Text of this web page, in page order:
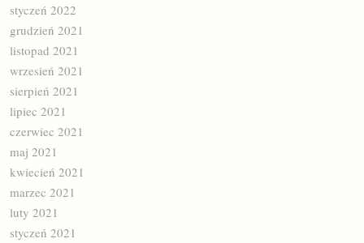
styczeń 2022
grudzień 2021
listopad 2021
wrzesień 2021
sierpień 2021
lipiec 2021
czerwiec 2021
maj 2021
kwiecień 2021
marzec 2021
luty 2021
styczeń 2021